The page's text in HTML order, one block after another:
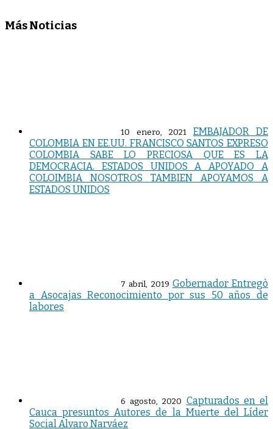
Más Noticias
10 enero, 2021
EMBAJADOR DE
COLOMBIA EN EE.UU. FRANCISCO SANTOS EXPRESO
COLOMBIA SABE LO PRECIOSA QUE ES LA
DEMOCRACIA. ESTADOS UNIDOS A APOYADO A
COLOIMBIA NOSOTROS TAMBIEN APOYAMOS A
ESTADOS UNIDOS
7 abril, 2019 Gobernador Entregò
a Asocajas Reconocimiento por sus 50 años de
labores
6 agosto, 2020 Capturados en el
Cauca presuntos Autores de la Muerte del Líder
Social Alvaro Narváez